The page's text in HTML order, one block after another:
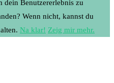
dein Benutzererlebnis zu
Wenn nicht, kannst du
Na klar! Zeig mir mehr.